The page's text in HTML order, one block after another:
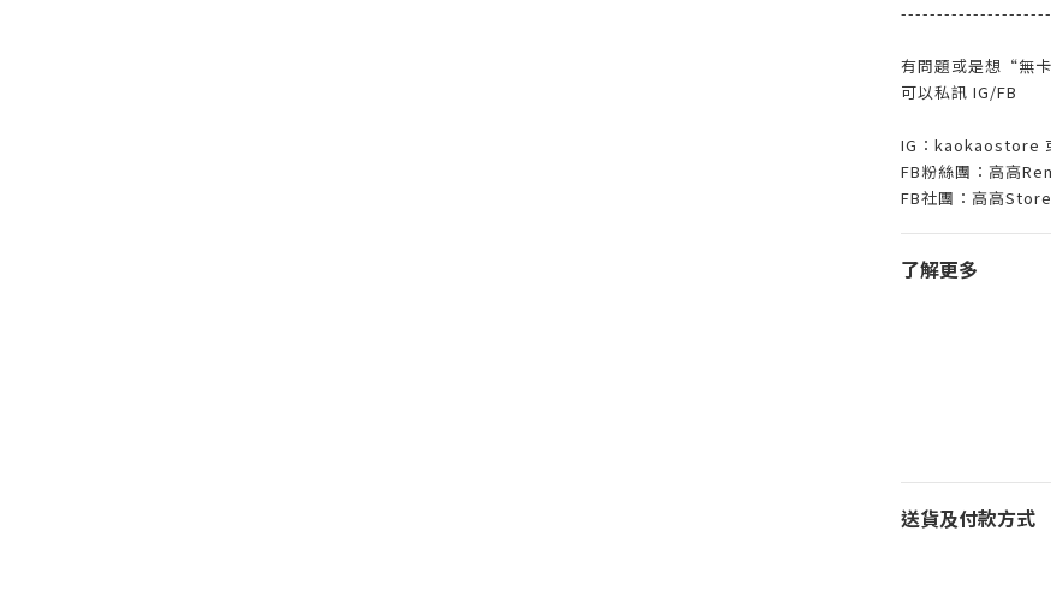
有問題或是想“無
可以私訊 IG/FB
IG：kaokaostore
FB粉絲團：高高
FB社團：高高Store
了解更多
送貨及付款方式